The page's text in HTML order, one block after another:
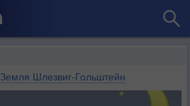
Земля Шлезвиг-Гольштейн